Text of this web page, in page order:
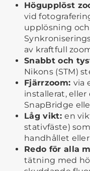
Högupplöst
vid
upplösning
av kraftfull
Snabbt och
Nikons (STM)
Fjärrzoom: via
installerat,
SnapBridge
Låg vikt:en
stativfäste)
handhållet
Redo för alla
tätning med